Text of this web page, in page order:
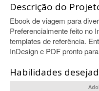
Descrição do
Ebook de viagem para
Preferencialmente feito no
templates de referência.
InDesign e PDF pronto
Habilidades